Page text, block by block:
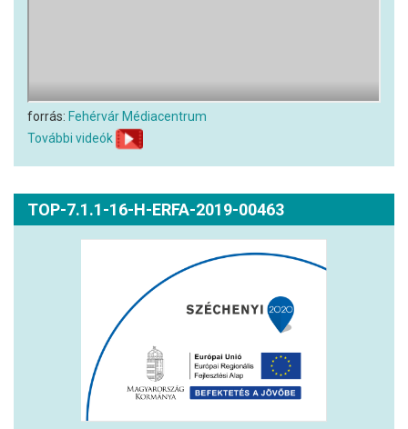
forrás: Fehérvár Médiacentrum
További videók
TOP-7.1.1-16-H-ERFA-2019-00463